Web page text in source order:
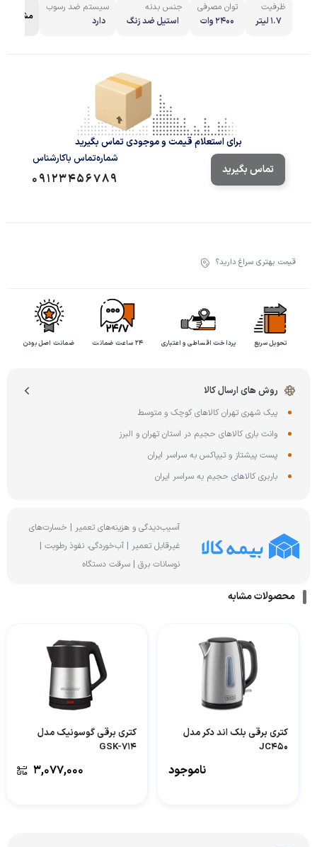
ظرفیت
1.7 لیتر
توان مصرفی
2400 وات
جنس بدنه
استیل ضد زنگ
سیستم ضد رسوب
دارد
مشاهده
برای استعلام قیمت و موجودی تماس بگیرید
تماس بگیرید
شماره‌تماس‌ با‌کارشناس
09123456789
قیمت بهتری سراغ دارید؟
تحویل سریع پرداخت اقساطی و اعتباری ۲۴ ساعت ضمانت ضمانت اصل بودن
روش های ارسال کالا
پیک شهری تهران کالاهای کوچک و متوسط
وانت باری کالاهای حجیم در استان تهران و البرز
پست پیشتاز و تیپاکس به سراسر ایران
باربری کالاهای حجیم به سراسر ایران
آسیب‌دیدگی و هزینه‌های تعمیر | خسارت‌های
غیرقابل تعمیر | آب‌خوردگی، نفوذ رطوبت |
نوسانات برق | سرقت دستگاه
محصولات مشابه
کتری برقی بلک اند دکر مدل
JC450
ناموجود
کتری برقی گوسونیک مدل
GSK-714
۳,۰۷۷,۰۰۰